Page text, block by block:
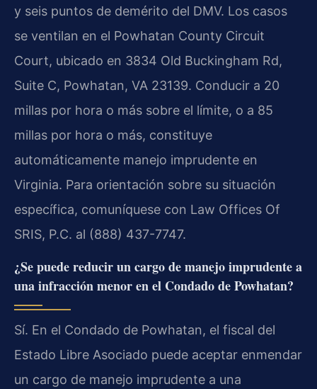
y seis puntos de demérito del DMV. Los casos
se ventilan en el Powhatan County Circuit
Court, ubicado en 3834 Old Buckingham Rd,
Suite C, Powhatan, VA 23139. Conducir a 20
millas por hora o más sobre el límite, o a 85
millas por hora o más, constituye
automáticamente manejo imprudente en
Virginia. Para orientación sobre su situación
específica, comuníquese con Law Offices Of
SRIS, P.C. al (888) 437-7747.
¿Se puede reducir un cargo de manejo imprudente a
una infracción menor en el Condado de Powhatan?
Sí. En el Condado de Powhatan, el fiscal del
Estado Libre Asociado puede aceptar enmendar
un cargo de manejo imprudente a una